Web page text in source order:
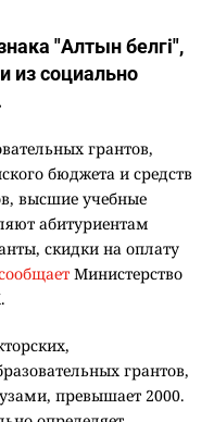
"Алтын белгі",
из социально
грантов,
бюджета и средств
высшие учебные
абитуриентам
скидки на оплату
Министерство
грантов,
превышает 2000.